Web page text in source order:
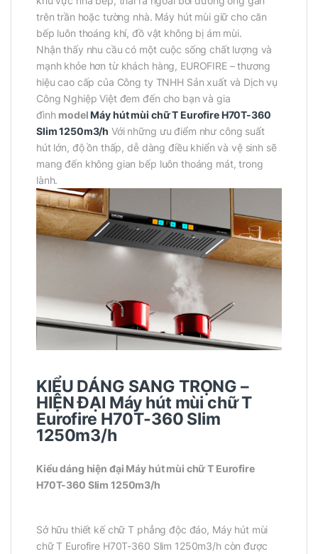
trên trần hoặc tường nhà. Máy hút mùi giữ cho căn
bếp luôn thoáng khí, đồ vật không bị ám mùi.
Nhận thấy nhu cầu có một cuộc sống chất lượng và
mạnh khỏe hơn từ khách hàng, EUROFIRE – thương
hiệu cao cấp của Công ty TNHH Sản xuất và Dịch vụ
Công Nghiệp Việt đem đến cho bạn và gia
đình model Máy hút mùi chữ T Eurofire H70T-360
Slim 1250m3/h Với những ưu điểm như công suất
hút lớn, độ ồn thấp, dễ dàng điều khiển và vệ sinh sẽ
mang đến không gian bếp luôn thoáng mát, trong
lành.
KIỂU DÁNG SANG TRỌNG –
HIỆN ĐẠI Máy hút mùi chữ T
Eurofire H70T-360 Slim
1250m3/h
Kiểu dáng hiện đại Máy hút mùi chữ T Eurofire
H70T-360 Slim 1250m3/h
Sở hữu thiết kế chữ T phẳng độc đáo, Máy hút mùi
chữ T Eurofire H70T-360 Slim 1250m3/h còn được